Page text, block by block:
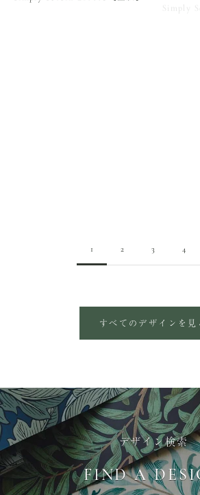
1 2 3 4
すべてのデザインを見
デザイン検索
FIND A